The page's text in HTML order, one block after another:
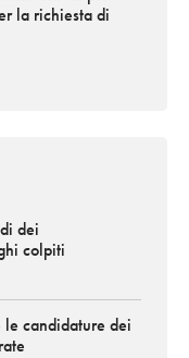
la richiesta di
dei
colpiti
le candidature dei